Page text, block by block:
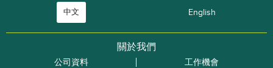
中文 English
關於我們
公司資料
工作機會